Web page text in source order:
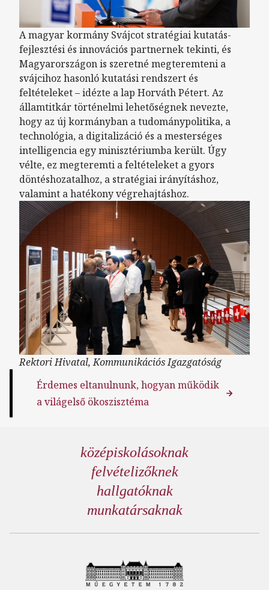
A magyar kormány Svájcot stratégiai kutatás-
fejlesztési és innovációs partnernek tekinti, és
Magyarországon is szeretné megteremteni a
svájcihoz hasonló kutatási rendszert és
feltételeket – idézte a lap Horváth Pétert. Az
államtitkár történelmi lehetőségnek nevezte,
hogy az új kormányban a tudománypolitika, a
technológia, a digitalizáció és a mesterséges
intelligencia egy minisztériumba került. Úgy
vélte, ez megteremti a feltételeket a gyors
döntéshozatalhoz, a stratégiai irányításhoz,
valamint a hatékony végrehajtáshoz.
Rektori Hivatal, Kommunikációs Igazgatóság
Érdemes eltanulnunk, hogyan működik
a világelső ökoszisztéma
középiskolásoknak
felvételizőknek
hallgatóknak
munkatársaknak